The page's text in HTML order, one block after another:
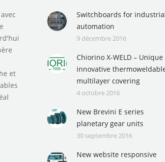
et
Switchboards for
automation
9 décembre 2016
Chiorino X-WELD – Unique
innovative
multilayer covering
4 octobre 2016
New Brevini E series
planetary gear units
30 septembre 2016
New website responsive